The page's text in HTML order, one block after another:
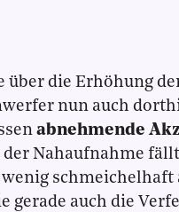
über die Erhöhung
nun auch
abnehmende
der Nahaufnahme
schmeichelhaft
gerade auch die